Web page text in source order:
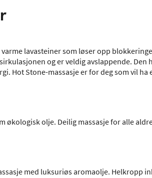
lavasteiner som løser opp
og er veldig avslappende.
Hot Stone-massasje er for deg som vil
økologisk olje. Deilig massasje for alle
med luksuriøs aromaolje. Helkropp